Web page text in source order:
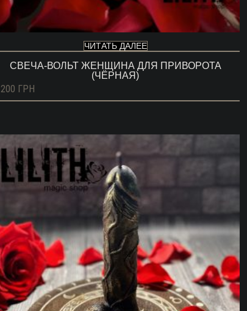
ЧИТАТЬ ДАЛЕЕ
СВЕЧА-ВОЛЬТ ЖЕНЩИНА ДЛЯ ПРИВОРОТА
(ЧЁРНАЯ)
200 ГРН